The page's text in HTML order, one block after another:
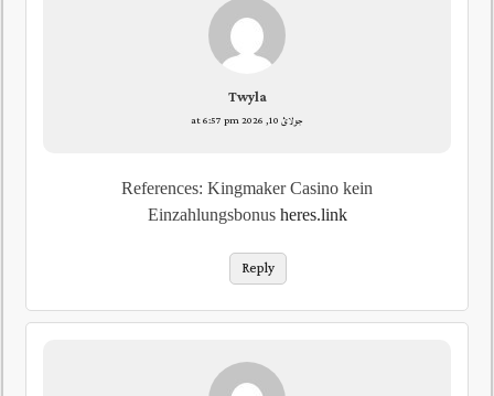
Twyla
جولائ 10, 2026 at 6:57 pm
References: Kingmaker Casino kein
Einzahlungsbonus heres.link
Reply